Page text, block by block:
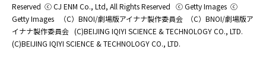
Reserved ⓒ CJ ENM Co., Ltd, All Rights Reserved ⓒ Getty Images ⓒ
Getty Images
（C）BNOI/劇場版アイナナ製作委員会
（C）BNOI/劇場版ア
イナナ製作委員会 (C)BEIJING IQIYI SCIENCE & TECHNOLOGY CO., LTD.
(C)BEIJING IQIYI SCIENCE & TECHNOLOGY CO., LTD.